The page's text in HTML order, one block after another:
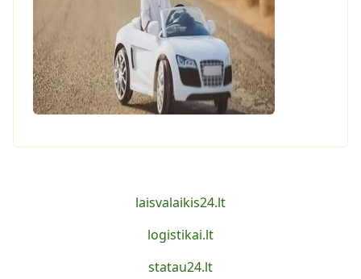
laisvalaikis24.lt
logistikai.lt
statau24.lt